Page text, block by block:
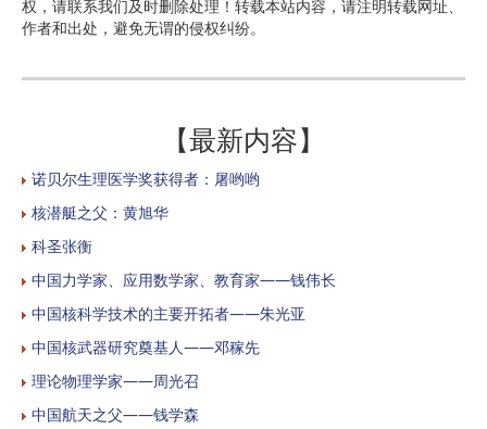
权，请联系我们及时删除处理！转载本站内容，请注明转载网址、
作者和出处，避免无谓的侵权纠纷。
【最新内容】
诺贝尔生理医学奖获得者：屠哟哟
核潜艇之父：黄旭华
科圣张衡
中国力学家、应用数学家、教育家——钱伟长
中国核科学技术的主要开拓者——朱光亚
中国核武器研究奠基人——邓稼先
理论物理学家——周光召
中国航天之父——钱学森